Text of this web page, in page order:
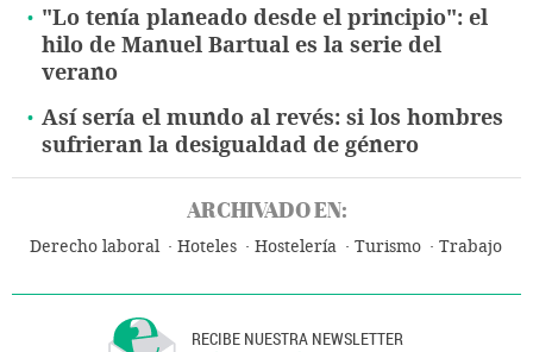
"Lo tenía planeado desde el principio": el
hilo de Manuel Bartual es la serie del
verano
Así sería el mundo al revés: si los hombres
sufrieran la desigualdad de género
ARCHIVADO EN:
Derecho laboral Hoteles Hostelería Turismo Trabajo
RECIBE NUESTRA NEWSLETTER